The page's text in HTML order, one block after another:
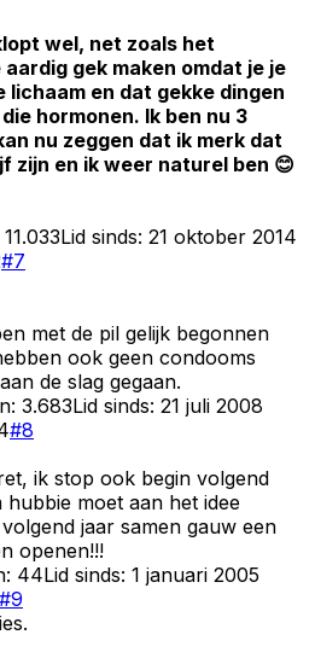
wel, net zoals het
gek maken omdat je je
en dat gekke dingen
hormonen. Ik ben nu 3
nu zeggen dat ik merk dat
zijn en ik weer naturel ben 😊
11.033Lid sinds: 21 oktober 2014
#7
met de pil gelijk begonnen
ook geen condooms
de slag gegaan.
3.683Lid sinds: 21 juli 2008
#8
ik stop ook begin volgend
moet aan het idee
jaar samen gauw een
openen!!!
44Lid sinds: 1 januari 2005
#9